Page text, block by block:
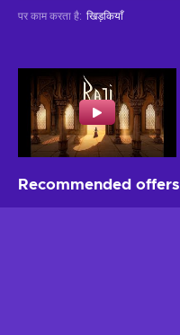
पर काम करता है: खिड़कियाँ
Recommended offers